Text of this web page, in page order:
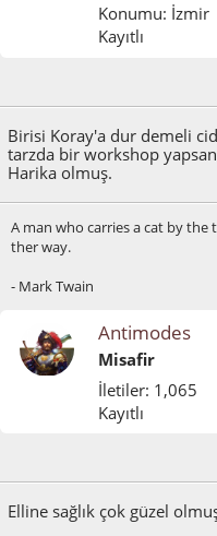
Konumu: İzmir
Kayıtlı
Birisi Koray'a dur demeli
tarzda bir workshop
Harika olmuş.
A man who carries a cat by the
ther way.
- Mark Twain
Antimodes
Misafir
İletiler: 1,065
Kayıtlı
Elline sağlık çok güzel